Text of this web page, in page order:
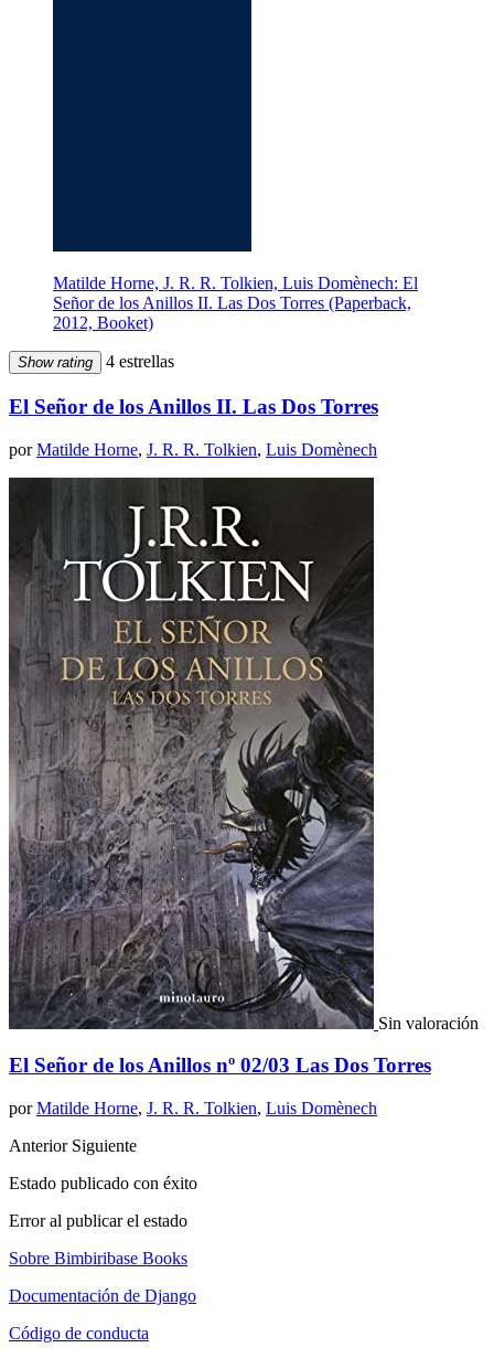
Matilde Horne, J. R. R. Tolkien, Luis Domènech: El
Señor de los Anillos II. Las Dos Torres (Paperback,
2012, Booket)
Show rating 4 estrellas
El Señor de los Anillos II. Las Dos Torres
porMatilde Horne, J. R. R. Tolkien, Luis Domènech
Sin valoración
El Señor de los Anillos nº 02/03 Las Dos Torres
porMatilde Horne, J. R. R. Tolkien, Luis Domènech
Anterior Siguiente
Estado publicado con éxito
Error al publicar el estado
Sobre Bimbiribase Books
Documentación de Django
Código de conducta